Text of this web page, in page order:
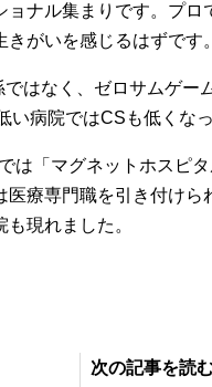
ナル集まりです。プロ
がいを感じるはずです。
はなく、ゼロサムゲ
病院ではCSも低くなっ
は「マグネットホスピ
療専門職を引き付け
現れました。
次の記事を読